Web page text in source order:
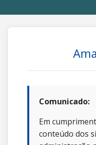
Comunicado:
Em
conteúdo dos